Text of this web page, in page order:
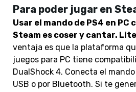
Para poder jugar en
Usar el mando de PS4 en PC
Steam es coser y cantar.
ventaja es que la plataforma
juegos para PC tiene
DualShock 4. Conecta el mando
USB o por Bluetooth. Si te